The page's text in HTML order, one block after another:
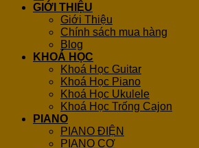
GIỚI THIỆU
Giới Thiệu
Chính sách mua hàng
Blog
KHOÁ HỌC
Khoá Học Guitar
Khoá Học Piano
Khoá Học Ukulele
Khoá Học Trống Cajon
PIANO
PIANO ĐIỆN
PIANO CƠ